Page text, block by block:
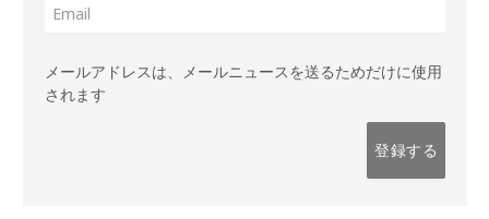
メールアドレスは、メールニュースを送るためだけに使用
されます